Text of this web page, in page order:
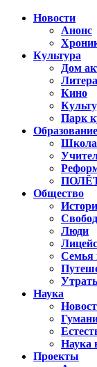
Новости
Анонс
Культура
Дом
Кино
Парк
Образование
Школа
ПОЛЁТ
Общество
Люди
Семья
Наука
Наука
Проекты